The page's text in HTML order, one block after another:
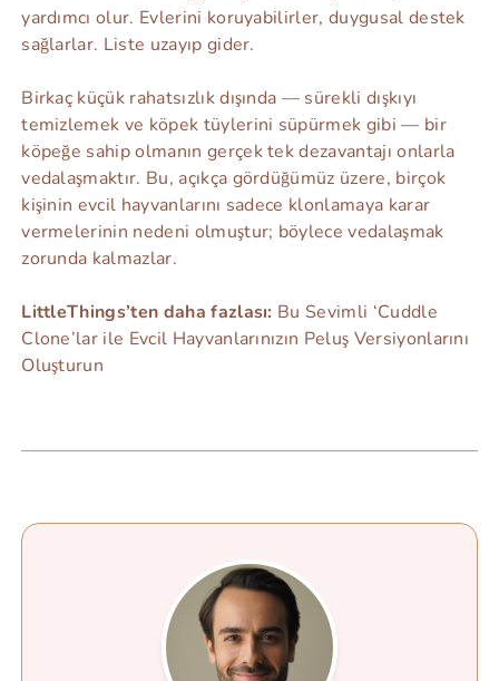
yardımcı olur. Evlerini koruyabilirler, duygusal destek
sağlarlar. Liste uzayıp gider.
Birkaç küçük rahatsızlık dışında — sürekli dışkıyı
temizlemek ve köpek tüylerini süpürmek gibi — bir
köpeğe sahip olmanın gerçek tek dezavantajı onlarla
vedalaşmaktır. Bu, açıkça gördüğümüz üzere, birçok
kişinin evcil hayvanlarını sadece klonlamaya karar
vermelerinin nedeni olmuştur; böylece vedalaşmak
zorunda kalmazlar.
LittleThings’ten daha fazlası: Bu Sevimli ‘Cuddle
Clone’lar ile Evcil Hayvanlarınızın Peluş Versiyonlarını
Oluşturun